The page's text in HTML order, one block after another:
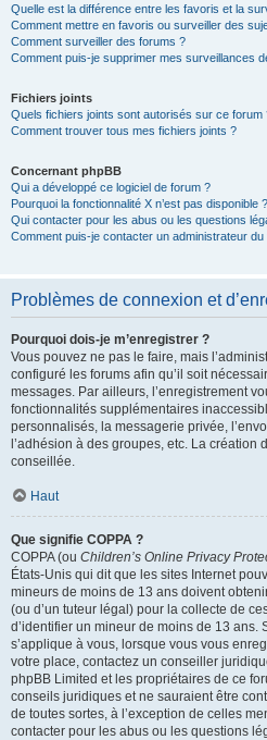
Quelle est la différence entre les favoris et la
Comment mettre en favoris ou surveiller des
Comment surveiller des forums ?
Comment puis-je supprimer mes surveillances
Fichiers joints
Quels fichiers joints sont autorisés sur ce forum
Comment trouver tous mes fichiers joints ?
Concernant phpBB
Qui a développé ce logiciel de forum ?
Pourquoi la fonctionnalité X n’est pas disponible ?
Qui contacter pour les abus ou les questions
Comment puis-je contacter un administrateur du
Problèmes de connexion et
Pourquoi dois-je m’enregistrer ?
Vous pouvez ne pas le faire, mais
configuré les forums afin qu’il soit
messages. Par ailleurs, l’enregistrement
fonctionnalités supplémentaires
personnalisés, la messagerie privée,
l’adhésion à des groupes, etc. La création
conseillée.
Haut
Que signifie COPPA ?
COPPA (ou Children’s Online Privacy
États-Unis qui dit que les sites Internet
mineurs de moins de 13 ans doivent
(ou d’un tuteur légal) pour la collecte de
d’identifier un mineur de moins de 13 ans.
s’applique à vous, lorsque vous vous
votre place, contactez un conseiller
phpBB Limited et les propriétaires de ce
conseils juridiques et ne sauraient être
de toutes sortes, à l’exception de celles
contacter pour les abus ou les questions